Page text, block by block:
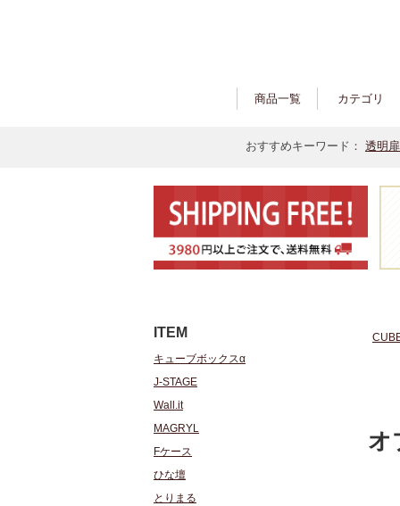
商品一覧 カテゴリ
おすすめキーワード： 透明扉
ITEM
キューブボックスα
J-STAGE
Wall.it
MAGRYL
Fケース
ひな壇
とりまる
オ